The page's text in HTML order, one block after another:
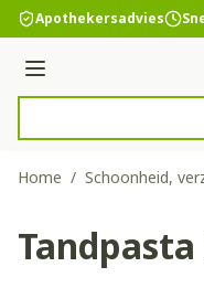
Ga naar de inhoud
Apothekersadvies
Menu
Home / Schoonheid,